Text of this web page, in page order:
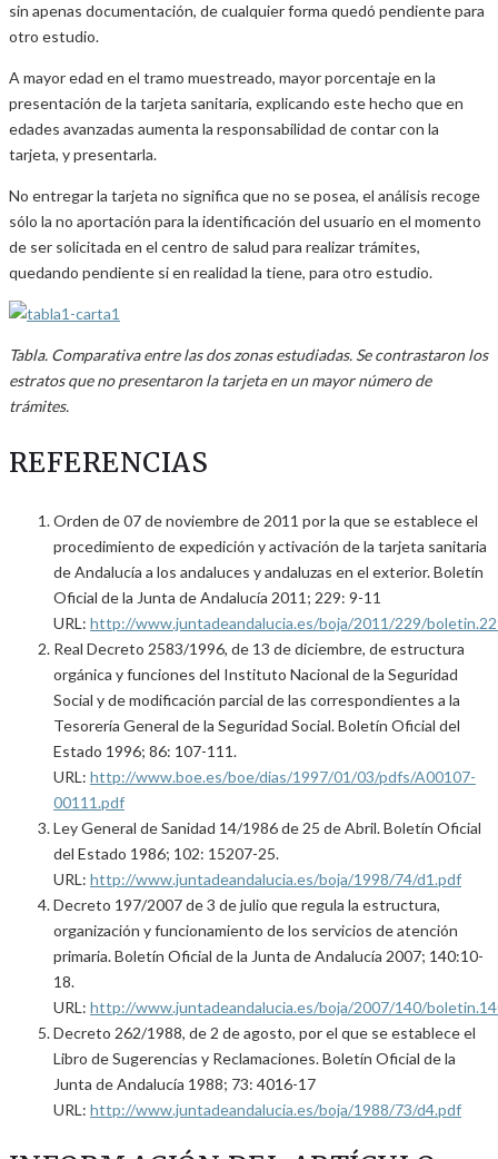
sin apenas documentación, de cualquier forma quedó pendiente para
otro estudio.
A mayor edad en el tramo muestreado, mayor porcentaje en la
presentación de la tarjeta sanitaria, explicando este hecho que en
edades avanzadas aumenta la responsabilidad de contar con la
tarjeta, y presentarla.
No entregar la tarjeta no significa que no se posea, el análisis recoge
sólo la no aportación para la identificación del usuario en el momento
de ser solicitada en el centro de salud para realizar trámites,
quedando pendiente si en realidad la tiene, para otro estudio.
Tabla. Comparativa entre las dos zonas estudiadas. Se contrastaron los
estratos que no presentaron la tarjeta en un mayor número de
trámites.
REFERENCIAS
Orden de 07 de noviembre de 2011 por la que se establece el
procedimiento de expedición y activación de la tarjeta sanitaria
de Andalucía a los andaluces y andaluzas en el exterior. Boletín
Oficial de la Junta de Andalucía 2011; 229: 9-11
URL: http://www.juntadeandalucia.es/boja/2011/229/
Real Decreto 2583/1996, de 13 de diciembre, de estructura
orgánica y funciones del Instituto Nacional de la Seguridad
Social y de modificación parcial de las correspondientes a la
Tesorería General de la Seguridad Social. Boletín Oficial del
Estado 1996; 86: 107-111.
URL: http://www.boe.es/boe/dias/1997/01/03/pdfs/A00107-
00111.pdf
Ley General de Sanidad 14/1986 de 25 de Abril. Boletín Oficial
del Estado 1986; 102: 15207-25.
URL: http://www.juntadeandalucia.es/boja/1998/74/d1.pdf
Decreto 197/2007 de 3 de julio que regula la estructura,
organización y funcionamiento de los servicios de atención
primaria. Boletín Oficial de la Junta de Andalucía 2007; 140:10-
18.
URL: http://www.juntadeandalucia.es/boja/2007/140/
Decreto 262/1988, de 2 de agosto, por el que se establece el
Libro de Sugerencias y Reclamaciones. Boletín Oficial de la
Junta de Andalucía 1988; 73: 4016-17
URL: http://www.juntadeandalucia.es/boja/1988/73/d4.pdf